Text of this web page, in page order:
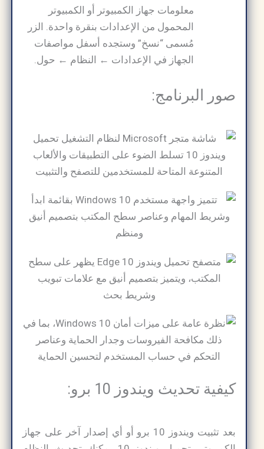
معلومات جهاز الكمبيوتر أو الكمبيوتر
المحمول من الإعدادات بنقرة واحدة. الزر
مُسمى “نسخ” وستجده أسفل مواصفات
الجهاز في الإعدادات ← النظام ← حول.
صور البرنامج:
كيفية تحديث ويندوز 10 برو:
بعد تثبيت ويندوز 10 برو أو أي إصدار آخر على جهاز